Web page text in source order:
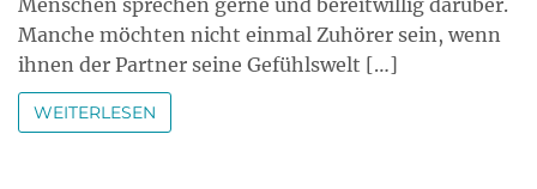
Menschen sprechen gerne und bereitwillig darüber.
Manche möchten nicht einmal Zuhörer sein, wenn
ihnen der Partner seine Gefühlswelt […]
WEITERLESEN